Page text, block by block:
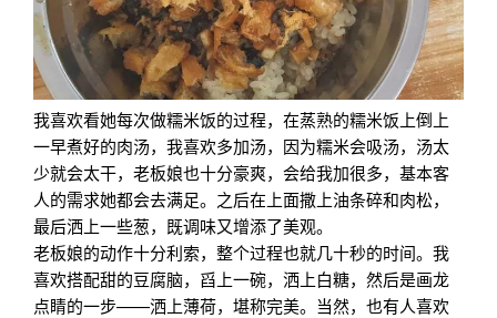
我喜欢看她每次做糯米饭的过程，在蒸熟的糯米饭上倒上
一早煮好的肉汤，我喜欢多加汤，因为糯米会吸汤，汤太
少就会太干，老板娘也十分豪爽，会给我加很多，基本客
人的需求她都会去满足。之后在上面撒上油条碎和肉松，
最后洒上一些葱，既调味又增添了美观。
老板娘的动作十分利索，整个过程也就几十秒的时间。我
喜欢搭配甜的豆腐脑，舀上一碗，洒上白糖，然后是画龙
点睛的一步——洒上薄荷，堪称完美。当然，也有人喜欢